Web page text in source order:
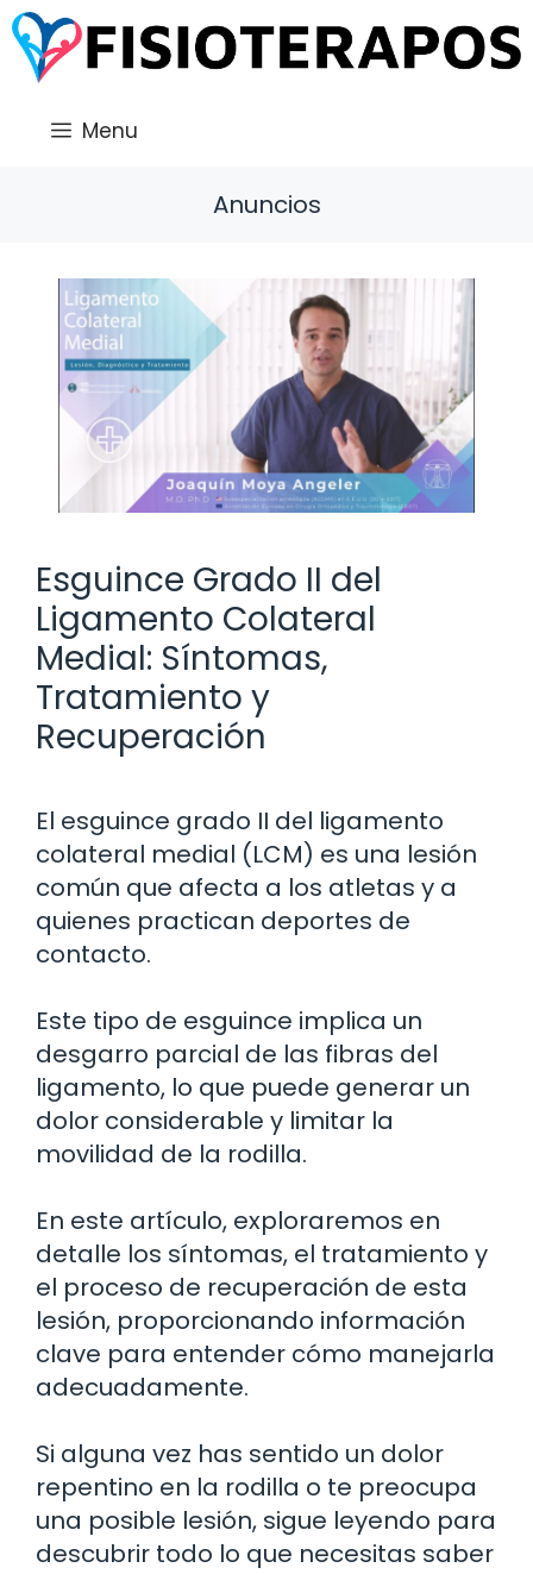
Saltar
al
contenido
Menu
Anuncios
Esguince Grado II del
Ligamento Colateral
Medial: Síntomas,
Tratamiento y
Recuperación
El esguince grado II del ligamento
colateral medial (LCM) es una lesión
común que afecta a los atletas y a
quienes practican deportes de
contacto.
Este tipo de esguince implica un
desgarro parcial de las fibras del
ligamento, lo que puede generar un
dolor considerable y limitar la
movilidad de la rodilla.
En este artículo, exploraremos en
detalle los síntomas, el tratamiento y
el proceso de recuperación de esta
lesión, proporcionando información
clave para entender cómo manejarla
adecuadamente.
Si alguna vez has sentido un dolor
repentino en la rodilla o te preocupa
una posible lesión, sigue leyendo para
descubrir todo lo que necesitas saber